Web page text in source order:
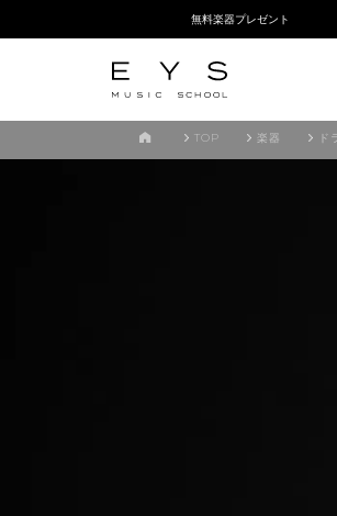
無料楽器プレゼント
TOP 楽器 ド